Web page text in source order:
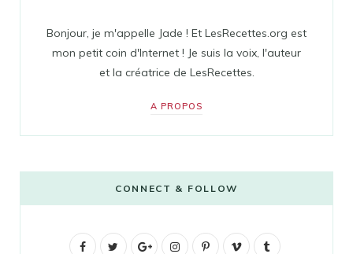
Bonjour, je m'appelle Jade ! Et LesRecettes.org est
mon petit coin d'Internet ! Je suis la voix, l'auteur
et la créatrice de LesRecettes.
A PROPOS
CONNECT & FOLLOW
F
G
I
P
V